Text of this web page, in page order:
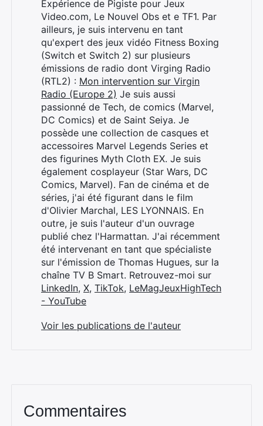
Expérience de Pigiste pour Jeux
Video.com, Le Nouvel Obs et e TF1. Par
ailleurs, je suis intervenu en tant
qu'expert des jeux vidéo Fitness Boxing
(Switch et Switch 2) sur plusieurs
émissions de radio dont Virging Radio
(RTL2) : Mon intervention sur Virgin
Radio (Europe 2) Je suis aussi
passionné de Tech, de comics (Marvel,
DC Comics) et de Saint Seiya. Je
possède une collection de casques et
accessoires Marvel Legends Series et
des figurines Myth Cloth EX. Je suis
également cosplayeur (Star Wars, DC
Comics, Marvel). Fan de cinéma et de
séries, j'ai été figurant dans le film
d'Olivier Marchal, LES LYONNAIS. En
outre, je suis l'auteur d'un ouvrage
publié chez l'Harmattan. J'ai récemment
été intervenant en tant que spécialiste
sur l'émission de Thomas Hugues, sur la
chaîne TV B Smart. Retrouvez-moi sur
LinkedIn, X, TikTok, LeMagJeuxHighTech
- YouTube
Voir les publications de l'auteur
Commentaires
Rechercher
: